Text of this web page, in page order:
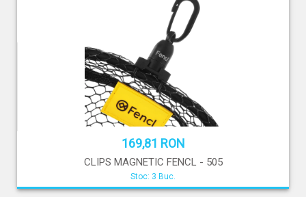
169,81 RON
CLIPS MAGNETIC FENCL - 505
Stoc: 3 Buc.